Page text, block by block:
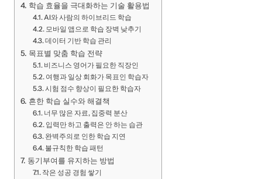
학습 효율을 극대화하는 기술 활용법
AI와 사람의 하이브리드 학습
모바일 앱으로 학습 장벽 낮추기
데이터 기반 학습 관리
목표별 맞춤 학습 전략
비즈니스 영어가 필요한 직장인
여행과 일상 회화가 목표인 학습자
시험 점수 향상이 필요한 학습자
흔한 학습 실수와 해결책
너무 많은 자료, 집중력 분산
입력만 하고 출력은 안 하는 습관
완벽주의로 인한 학습 지연
불규칙한 학습 패턴
동기부여를 유지하는 방법
작은 성공 경험 쌓기